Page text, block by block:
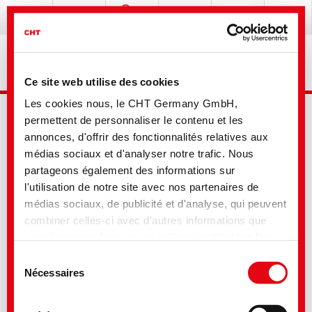
Ce site web utilise des cookies
Les cookies nous, le CHT Germany GmbH,
permettent de personnaliser le contenu et les
annonces, d'offrir des fonctionnalités relatives aux
médias sociaux et d'analyser notre trafic. Nous
partageons également des informations sur
l'utilisation de notre site avec nos partenaires de
médias sociaux, de publicité et d'analyse, qui peuvent
combiner celles-ci avec d'autres informations que
à nos cookies si vous continuez à utiliser notre site
possible que des données soient transmises aux
Nécessaires
Recherche avancée
Votre sélection